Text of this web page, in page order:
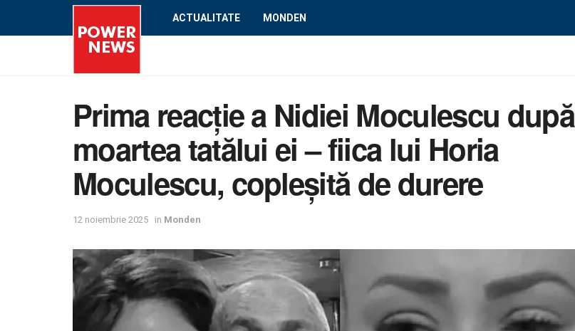
ACTUALITATE MONDEN
Prima reacție a Nidiei Moculescu după
moartea tatălui ei – fiica lui Horia
Moculescu, copleșită de durere
12 noiembrie 2025 in Monden